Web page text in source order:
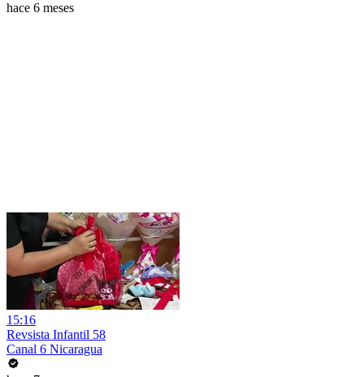
hace 6 meses
15:16
Revsista Infantil 58
Canal 6 Nicaragua